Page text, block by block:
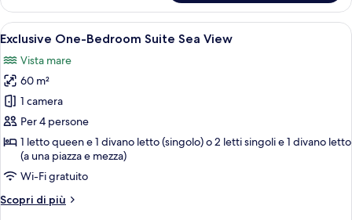
One-
Bedroom
Suite
Sharing
Pool
Apri
tutte
le
foto
per
Exclusive
One-
Bedroom
Suite
Sea
View
Un'ampia camera da letto con un
4
Exclusive One-Bedroom Suite Sea View
Vista mare
60 m²
1 camera
Per 4 persone
1 letto queen e 1 divano letto (singolo) o 2 letti singoli e 1 divano letto
(a una piazza e mezza)
Wi-Fi gratuito
Scopri di più
Altri